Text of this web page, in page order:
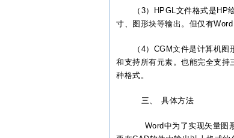
（3）HPGL文件格式是
寸、图形块等输出。但仅有
（4）CGM文件是计算机
和支持所有元素。也能完全支持
种格式。
三、 具体方法
Word中为了实现矢量图